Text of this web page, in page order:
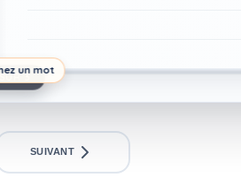
un mot
3
SUIVANT